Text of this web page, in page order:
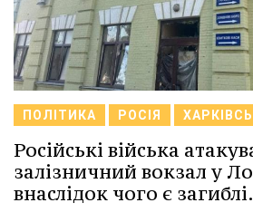
ПОЛІТИКА РОСІЯ
Російські війська
залізничний вокзал у
внаслідок чого є загиблі.